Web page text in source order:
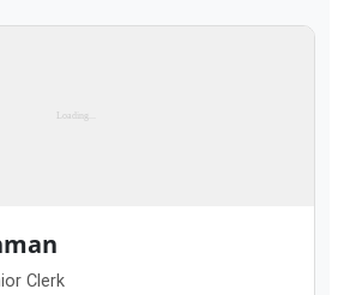
Clerk